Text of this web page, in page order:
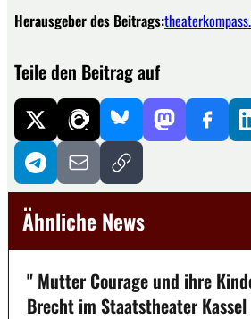
Herausgeber des Beitrags:
Teile den Beitrag auf
Ähnliche News
" Mutter Courage und ihre
Brecht im Staatstheater Kassel